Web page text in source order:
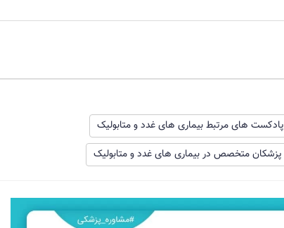
پادکست های مرتبط بیماری های غدد و متابولیک
پزشکان متخصص در بیماری های غدد و متابولیک